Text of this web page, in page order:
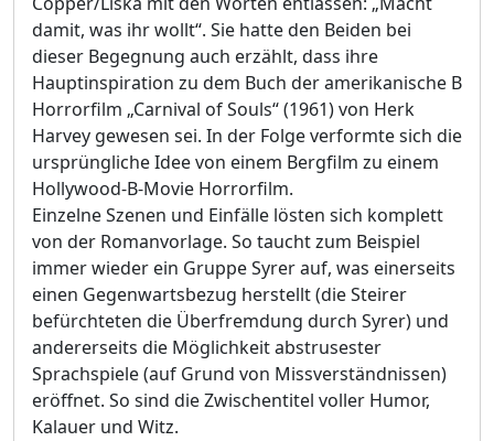
damit, was ihr wollt“. Sie hatte den Beiden bei
dieser Begegnung auch erzählt, dass ihre
Hauptinspiration zu dem Buch der amerikanische B
Horrorfilm „Carnival of Souls“ (1961) von Herk
Harvey gewesen sei. In der Folge verformte sich die
ursprüngliche Idee von einem Bergfilm zu einem
Hollywood-B-Movie Horrorfilm.
Einzelne Szenen und Einfälle lösten sich komplett
von der Romanvorlage. So taucht zum Beispiel
immer wieder ein Gruppe Syrer auf, was einerseits
einen Gegenwartsbezug herstellt (die Steirer
befürchteten die Überfremdung durch Syrer) und
andererseits die Möglichkeit abstrusester
Sprachspiele (auf Grund von Missverständnissen)
eröffnet. So sind die Zwischentitel voller Humor,
Kalauer und Witz.